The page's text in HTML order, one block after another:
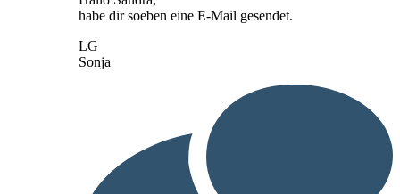
habe dir soeben eine E-Mail gesendet.
LG
Sonja